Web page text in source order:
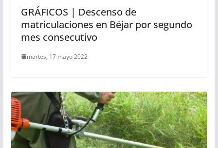
GRÁFICOS | Descenso de
matriculaciones en Béjar por segundo
mes consecutivo
martes, 17 mayo 2022